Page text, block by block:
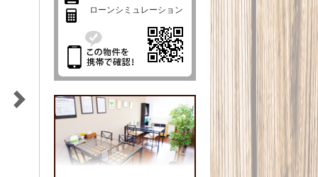
ローンシミュレーション